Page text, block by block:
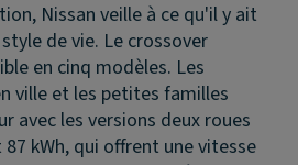
Nissan veille à ce qu'il y ait
de vie. Le crossover
en cinq modèles. Les
ville et les petites familles
avec les versions deux roues
kWh, qui offrent une vitesse